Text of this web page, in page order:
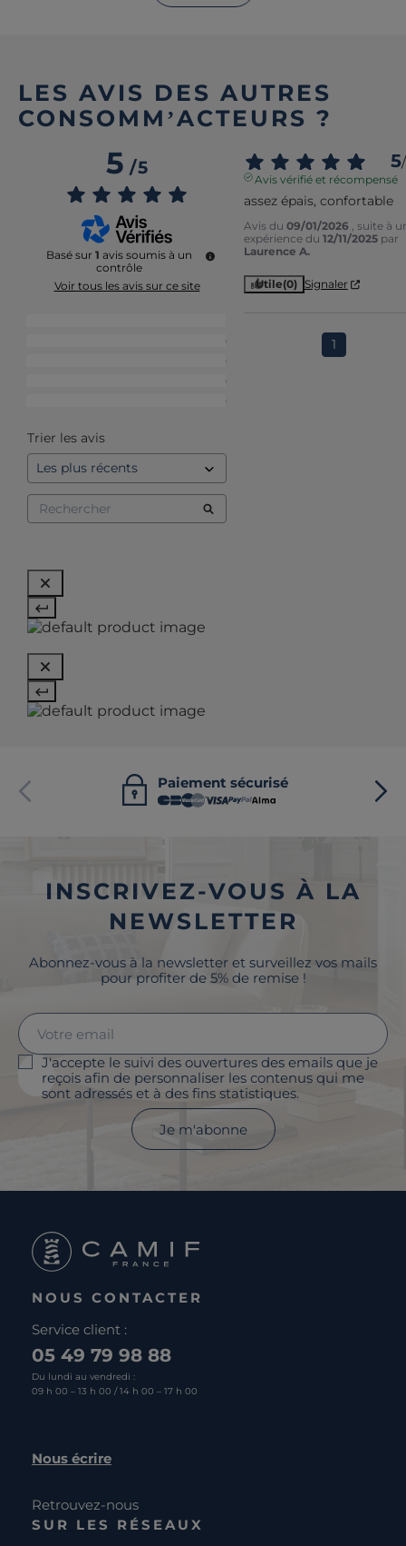
LES AVIS DES AUTRES
CONSOMM’ACTEURS ?
5/5
Basé sur 1 avis soumis à un
contrôle
Voir tous les avis sur ce site
0
0
0
0
Trier les avis
5/
Avis vérifié et récompensé
assez épais, confortable
Avis du 09/01/2026 , suite à
expérience du 12/11/2025 par
Laurence A.
Utile(0) Signaler
1
Paiement sécurisé
INSCRIVEZ-VOUS À LA
NEWSLETTER
Abonnez-vous à la newsletter et surveillez vos mails
pour profiter de 5% de remise !
J'accepte le suivi des ouvertures des emails que je
reçois afin de personnaliser les contenus qui me
sont adressés et à des fins statistiques.
Je m'abonne
NOUS CONTACTER
Service client :
05 49 79 98 88
Du lundi au vendredi :
09 h 00 – 13 h 00 / 14 h 00 – 17 h 00
Nous écrire
Retrouvez-nous
SUR LES RÉSEAUX